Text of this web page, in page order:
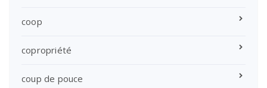
coop
copropriété
coup de pouce